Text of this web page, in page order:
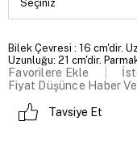
Bilek Çevresi : 16 cm'dir.
Uzunluğu: 21 cm'dir.
Favorilere Ekle
Fiyat Düşünce Haber
Tavsiye Et